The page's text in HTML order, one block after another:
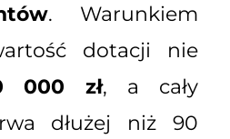
. Warunkiem
dotacji nie
000 zł, a cały
dłużej niż 90